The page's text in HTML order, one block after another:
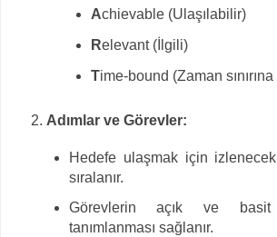
Achievable (Ulaşılabilir)
Relevant (İlgili)
Time-bound (Zaman
Adımlar ve Görevler:
Hedefe ulaşmak için
sıralanır.
Görevlerin açık ve
tanımlanması sağlanır.